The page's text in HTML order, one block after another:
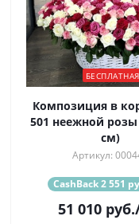
Композиция в
501 неежной
см)
Артикул:
CashBack 2 551
51 010 руб.